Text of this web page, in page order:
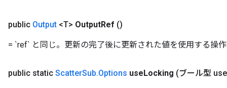
public Output <T> OutputRef ()
= `ref` と同じ。更新の完了後に更新された値を使用する操
public static Sc​​atterSub.Options use Locking (ブール型 use